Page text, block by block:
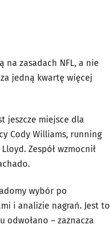
na zasadach NFL, a nie
jedną kwartę więcej
jeszcze miejsce dla
Cody Williams, running
Zespół wzmocnił
wybór po
i analizie nagrań. Jest to
odwołano – zaznacza